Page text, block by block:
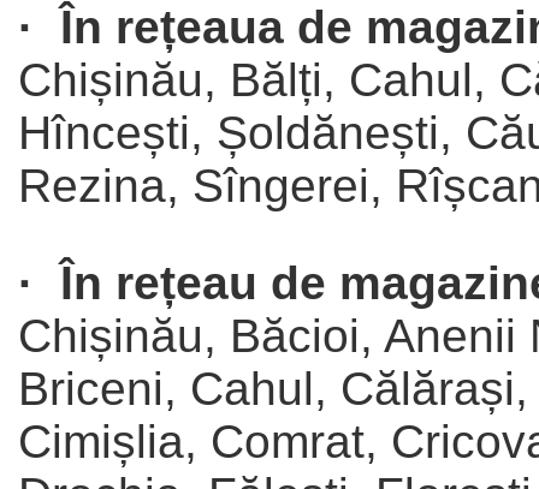
· În rețeaua de
Chișinău, Bălți, Cahul,
Hîncești, Șoldănești,
Rezina, Sîngerei,
· În rețeau de
Chișinău, Băcioi,
Briceni, Cahul,
Cimișlia, Comrat,